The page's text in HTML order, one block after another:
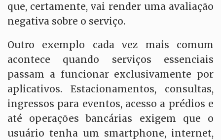
que, certamente, vai render uma avaliação
negativa sobre o serviço.
Outro exemplo cada vez mais comum
acontece quando serviços essenciais
passam a funcionar exclusivamente por
aplicativos. Estacionamentos, consultas,
ingressos para eventos, acesso a prédios e
até operações bancárias exigem que o
usuário tenha um smartphone, internet,